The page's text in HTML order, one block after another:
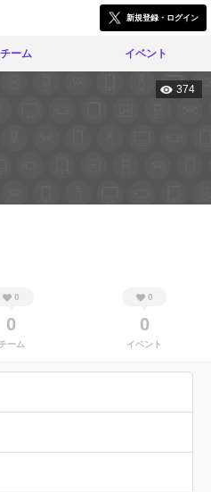
新規登録・ログイン
チーム イベント
374
0
0
ーム
0
0
イベント